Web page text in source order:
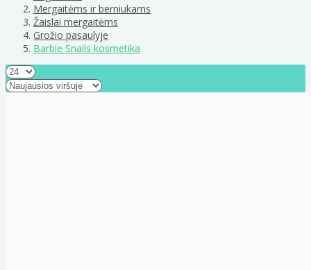
Mergaitėms ir berniukams
Žaislai mergaitėms
Grožio pasaulyje
Barbie Snails kosmetika